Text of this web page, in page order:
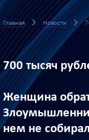
Главная Новости
700 тысяч
Женщина
нем не